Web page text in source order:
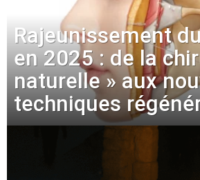
Rajeunissement
en 2025 : de la
naturelle » aux
techniques